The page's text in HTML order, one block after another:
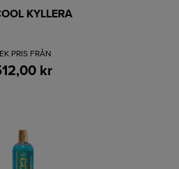
KYLLERA
PRIS FRÅN
kr